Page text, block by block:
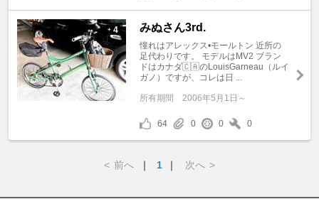
+ 4 みぬさん3rd.
憧れはアレックス•モールトン 近所の
足代わりです。 モデルはMV2 ブラン
ドはカナダ🇨🇦のLouisGarneau（ルイ
ガノ）ですが、コレは日 ...
所有期間 2006年5月1日～
64 0 0 0
< 前へ ｜ 1 ｜ 次へ >